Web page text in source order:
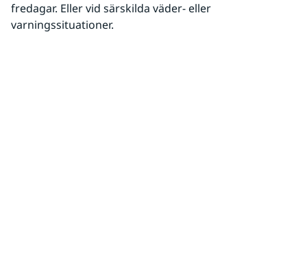
fredagar. Eller vid särskilda väder- eller
varningssituationer.